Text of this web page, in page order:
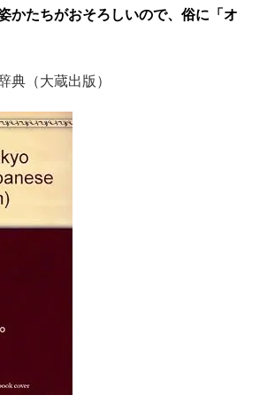
かたちがおそろしいので、俗に「オ
典（大蔵出版）